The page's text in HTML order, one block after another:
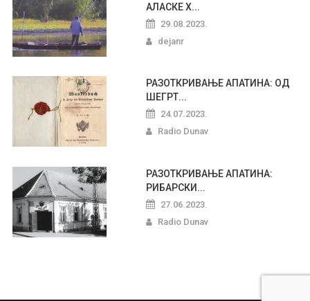
АЛАСКЕ Х...
29.08.2023.
dejanr
РАЗОТКРИВАЊЕ АПАТИНА: ОД
ШЕГРТ...
24.07.2023.
Radio Dunav
РАЗОТКРИВАЊЕ АПАТИНА:
РИБАРСКИ...
27.06.2023.
Radio Dunav